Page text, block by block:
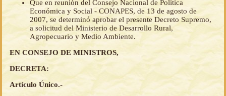
Que en reunión del Consejo Nacional de Política
Económica y Social - CONAPES, de 13 de agosto de
2007, se determinó aprobar el presente Decreto Supremo,
a solicitud del Ministerio de Desarrollo Rural,
Agropecuario y Medio Ambiente.
EN CONSEJO DE MINISTROS,
DECRETA:
Artículo Único.-